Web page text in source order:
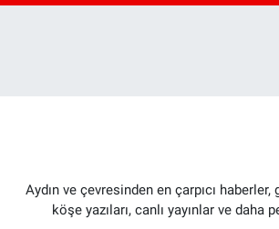
Aydın ve çevresinden en çarpıcı
köşe yazıları, canlı yayınlar ve daha